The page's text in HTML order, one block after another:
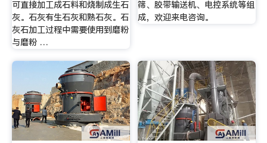
可直接加工成石料和烧制成生石
灰。石灰有生石灰和熟石灰。石
灰石加工过程中需要使用到磨粉
与磨粉 …
筛、胶带输送机、电控系统等组
成，欢迎来电咨询。